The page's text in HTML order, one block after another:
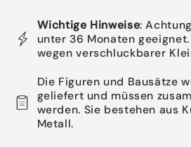
Wichtige Hinweise:
unter 36 Monaten
wegen verschluckbarer
Die Figuren und Bausätze
geliefert und müssen
werden. Sie bestehen aus
Metall.